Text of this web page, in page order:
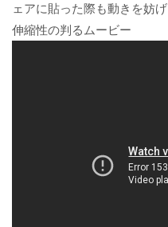
ェアに貼った際も動きを妨
伸縮性の判るムービー